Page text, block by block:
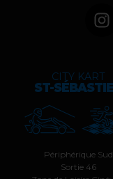
CITY KART
ST-
Périphérique Sud
Sortie 46